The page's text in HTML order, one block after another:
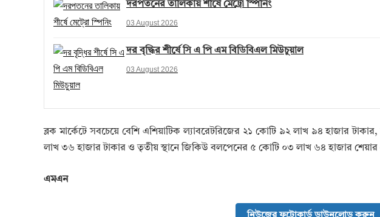
দরপতনের তালিকায় শীর্ষে মেট্রো স্পিনিং
03 August 2026
দর বৃদ্ধির শীর্ষে সি এ পি এম বিডিবিএল মিউচুয়াল
03 August 2026
ব্লক মার্কেটে সবচেয়ে বেশি এশিয়াটিক ল্যাবরেটরিজের ২১ কোটি ৯২ লাখ ৯৪ হাজার টাকার,
লাখ ৩৬ হাজার টাকার ও তৃতীয় স্থানে জিকিউ বলপেনের ৫ কোটি ০৩ লাখ ৬৪ হাজার শেয়ার
এমএন